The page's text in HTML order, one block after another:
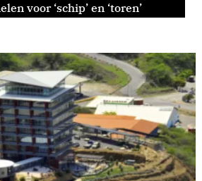
voor ‘schip’ en ‘toren’